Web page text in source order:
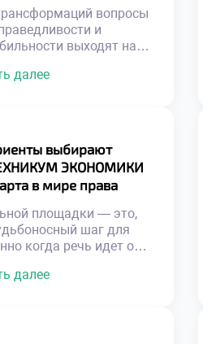
вчерашнего
[…]
вопросы
и
выходят на
профессии.
изменений и
между частными
благом.
обучение в
тем самым
[…]
далее
выбирают
ЭКОНОМИКИ
в мире права
площадки — это,
шаг для
когда речь идет о
От качества
далее